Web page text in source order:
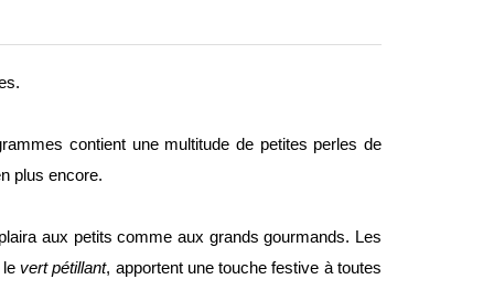
contient une multitude de petites perles de
plus encore.
aux petits comme aux grands gourmands. Les
le vert pétillant, apportent une touche festive à toutes